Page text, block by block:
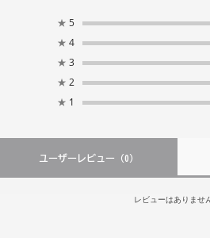
★ 5
★ 4
★ 3
★ 2
★ 1
ユーザーレビュー （0）
レビューはありませ